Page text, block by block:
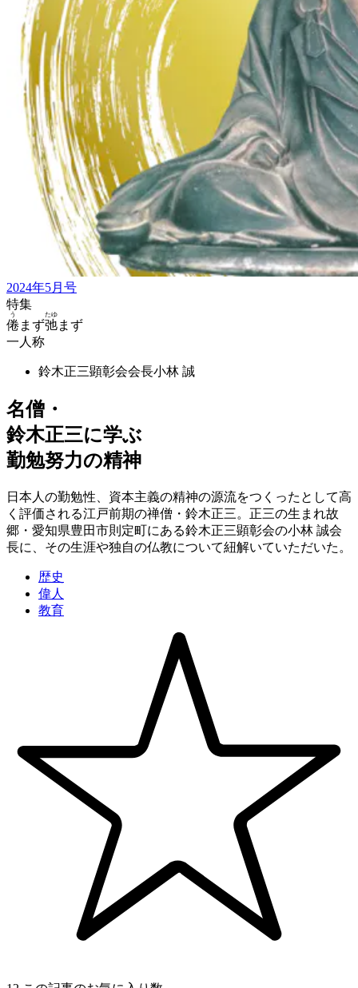
2024年5月号
特集
倦
う
まず弛
たゆ
まず
一人称
鈴木正三顕彰会会長小林 誠
名僧・
鈴木正三に学ぶ
勤勉努力の精神
日本人の勤勉性、資本主義の精神の源流をつくったとして高
く評価される江戸前期の禅僧・鈴木正三。正三の生まれ故
郷・愛知県豊田市則定町にある鈴木正三顕彰会の小林 誠会
長に、その生涯や独自の仏教について紐解いていただいた。
歴史
偉人
教育